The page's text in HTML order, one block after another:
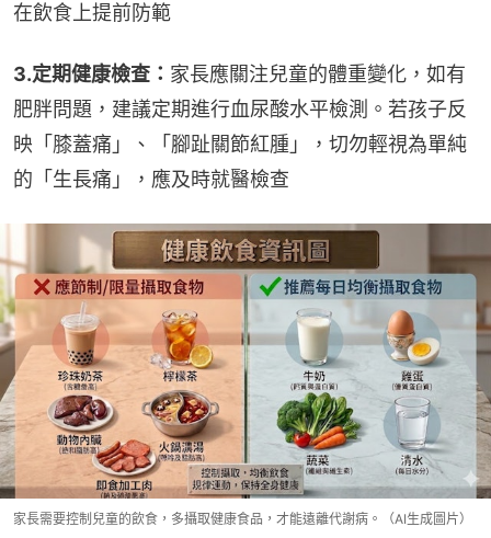
在飲食上提前防範
3.定期健康檢查： 家長應關注兒童的體重變化，如有
肥胖問題，建議定期進行血尿酸水平檢測。若孩子反
映「膝蓋痛」、「腳趾關節紅腫」，切勿輕視為單純
的「生長痛」，應及時就醫檢查
家長需要控制兒童的飲食，多攝取健康食品，才能遠離代謝病。（AI生成圖片）